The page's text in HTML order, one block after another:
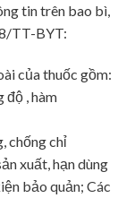
tin trên bao bì,
TT-BYT:
của thuốc gồm:
độ , hàm
chống chỉ
xuất, hạn dùng
bảo quản; Các